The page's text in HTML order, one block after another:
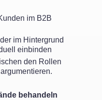
im B2B
im Hintergrund
einbinden
den Rollen
behandeln